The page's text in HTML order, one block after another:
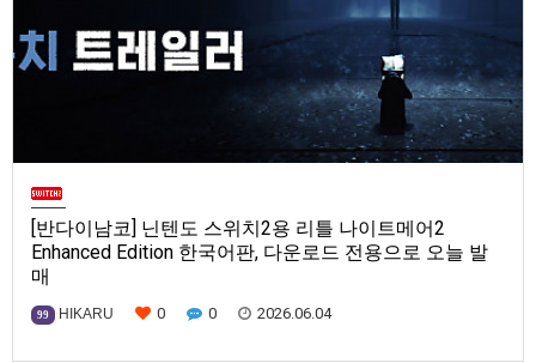
[반다이남코] 닌텐도 스위치2용 리틀 나이트메어2
Enhanced Edition 한국어판, 다운로드 전용으로 오늘 발
매
99 HIKARU 0 0 2026.06.04